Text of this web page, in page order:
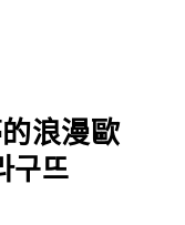
浪漫歐
구뜨